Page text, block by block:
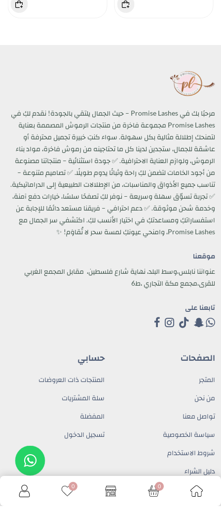
0
0 تواصل معنا
مرحبًا بك في Promise Lashes – حيث الجمال يلتقي بالجودة! نقدم لكِ في
Promise Lashes مجموعة فاخرة من منتجات الرموش المصممة بعناية
لتمنحك إطلالة مثالية بكل سهولة. سواء كنتِ خبيرة تجميل محترفة أو
عاشقة للجمال، ستجدين لدينا كل ما تحتاجينه من رموش فاخرة، مواد بناء
الرموش، ولوازم العناية الاحترافية. ✅ جودة استثنائية – منتجاتنا مصنوعة
من أجود الخامات لتضمن لكِ راحة وثباتًا يدوم طويلًا. ✅ تصاميم متنوعة –
تناسب جميع الأذواق والمناسبات، من الإطلالات الطبيعية إلى الدراماتيكية.
✅ تجربة تسوّق سهلة وسريعة – نوفر لكِ تصفحًا سلسًا، خيارات دفع آمنة،
وخدمة شحن موثوقة. ✅ دعم احترافي – فريقنا مستعد دائمًا للإجابة عن
استفساراتكِ ومساعدتكِ في اختيار الأنسب لكِ. اكتشفي سر الجمال مع
Promise Lashes، وامنحي عيونكِ لمسة سحر لا تُقاوَم! ✨
موقعنا
عنواننا نابلس،وسط البلد، نهاية شارع فلسطين، مقابل المجمع الغربي
للقرى،مجمع مكة التجاري ،ط6
تابعنا على
الصفحات
المتجر
من نحن
تواصل معنا
سياسة الخصوصية
شروط الاستخدام
دليل الشراء
حسابي
المنتجات ذات العروضات
سلة المشتريات
المفضلة
تسجيل الدخول